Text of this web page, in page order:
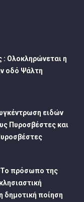
Ολοκληρώνεται η
οδό Ψάλτη
ειδών
Πυροσβέστες και
Το πρόσωπο της
δημοτική ποίηση